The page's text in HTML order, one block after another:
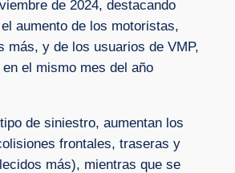
de 2024, destacando
aumento de los motoristas,
más, y de los usuarios de VMP,
el mismo mes del año
de siniestro, aumentan los
frontales, traseras y
más), mientras que se